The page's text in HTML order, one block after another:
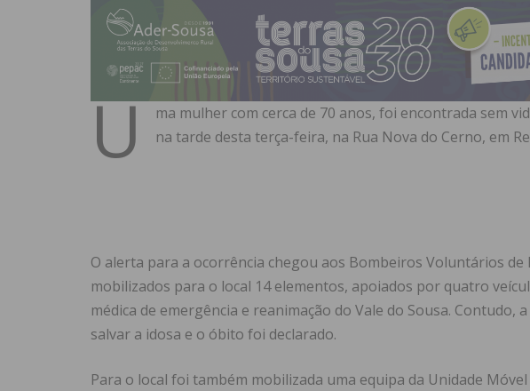
U
ma mulher com cerca de 70 anos, foi encontrada sem
na tarde desta terça-feira, na Rua Nova do Cerno, em
O alerta para a ocorrência chegou aos Bombeiros Voluntários de
mobilizados para o local 14 elementos, apoiados por quatro
médica de emergência e reanimação do Vale do Sousa. Contudo,
salvar a idosa e o óbito foi declarado.
Para o local foi também mobilizada uma equipa da Unidade